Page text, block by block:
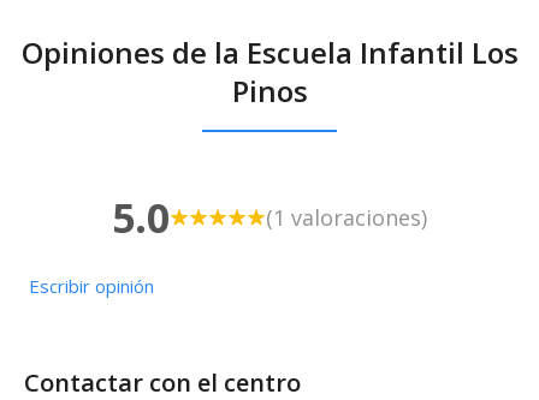
Opiniones de la Escuela Infantil Los
Pinos
5.0 (1 valoraciones)
Escribir opinión
Contactar con el centro